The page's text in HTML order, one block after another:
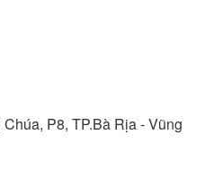
P8, TP.Bà Rịa - Vũng